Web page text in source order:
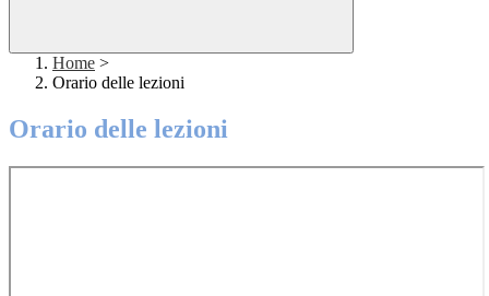
Home >
Orario delle lezioni
Orario delle lezioni